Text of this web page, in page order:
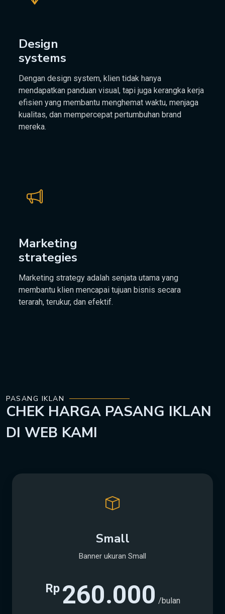
Design
systems
Dengan design system, klien tidak hanya
mendapatkan panduan visual, tapi juga kerangka kerja
efisien yang membantu menghemat waktu, menjaga
kualitas, dan mempercepat pertumbuhan brand
mereka.
Marketing
strategies
Marketing strategy adalah senjata utama yang
membantu klien mencapai tujuan bisnis secara
terarah, terukur, dan efektif.
PASANG IKLAN
CHEK HARGA PASANG IKLAN
DI WEB KAMI
Small
Banner ukuran Small
Rp 260.000 /bulan